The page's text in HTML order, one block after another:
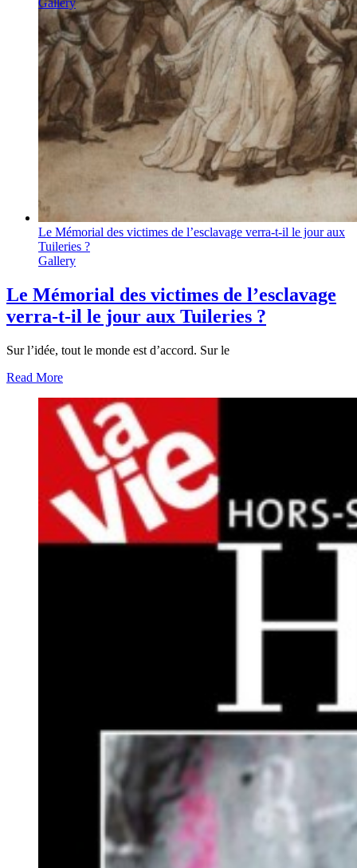
Gallery
Le Mémorial des victimes de l’esclavage verra-t-il le jour aux
Tuileries ?
Gallery
Le Mémorial des victimes de l’esclavage
verra-t-il le jour aux Tuileries ?
Sur l’idée, tout le monde est d’accord. Sur le
Read More